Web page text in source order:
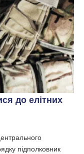
до елітних
підполковник